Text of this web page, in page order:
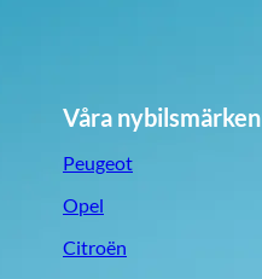
Våra nybilsmärken
Peugeot
Opel
Citroën